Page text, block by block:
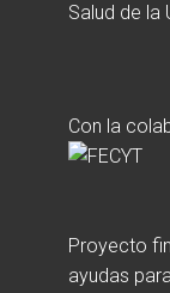
Salud de la
Con la
Proyecto
ayudas